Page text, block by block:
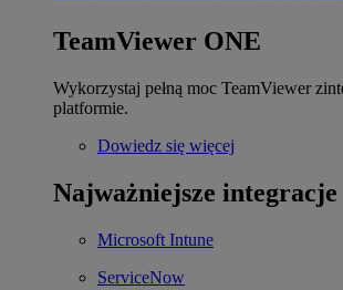
TeamViewer ONE
Wykorzystaj pełną moc TeamViewer
platformie.
Dowiedz się więcej
Najważniejsze integracje
Microsoft Intune
ServiceNow